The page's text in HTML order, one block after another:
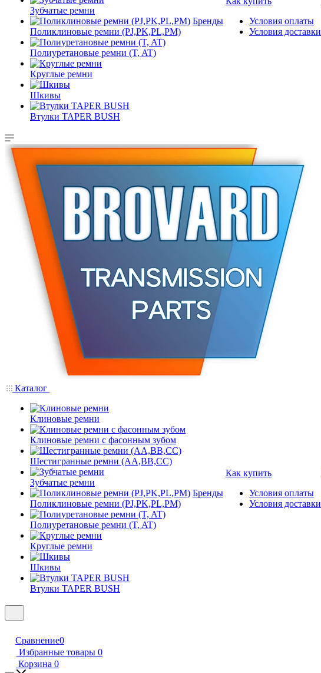
Зубчатые ремни
Поликлиновые ремни (PJ,PK,PL,PM)
Полиуретановые ремни (T, AT)
Круглые ремни
Шкивы
Втулки TAPER BUSH
Бренды
Условия оплаты
Условия доставки
Каталог
Клиновые ремни
Клиновые ремни с фасонным зубом
Шестигранные ремни (AA,BB,CC)
Зубчатые ремни
Поликлиновые ремни (PJ,PK,PL,PM)
Полиуретановые ремни (T, AT)
Круглые ремни
Шкивы
Втулки TAPER BUSH
Бренды
Как купить
Условия оплаты
Условия доставки
Сравнение0
Избранные товары 0
Корзина 0